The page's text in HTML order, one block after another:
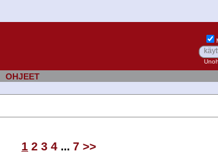
OHJEET
1 2 3 4 ... 7 >>